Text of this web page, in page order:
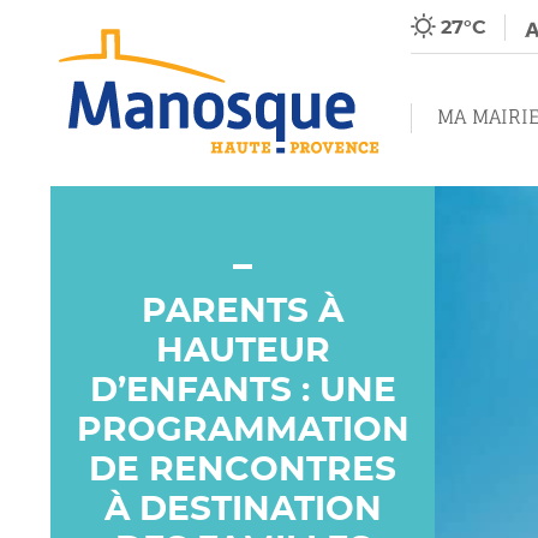
27°C
MA MAIRIE
PARENTS À
HAUTEUR
D’ENFANTS : UNE
PROGRAMMATION
DE RENCONTRES
À DESTINATION